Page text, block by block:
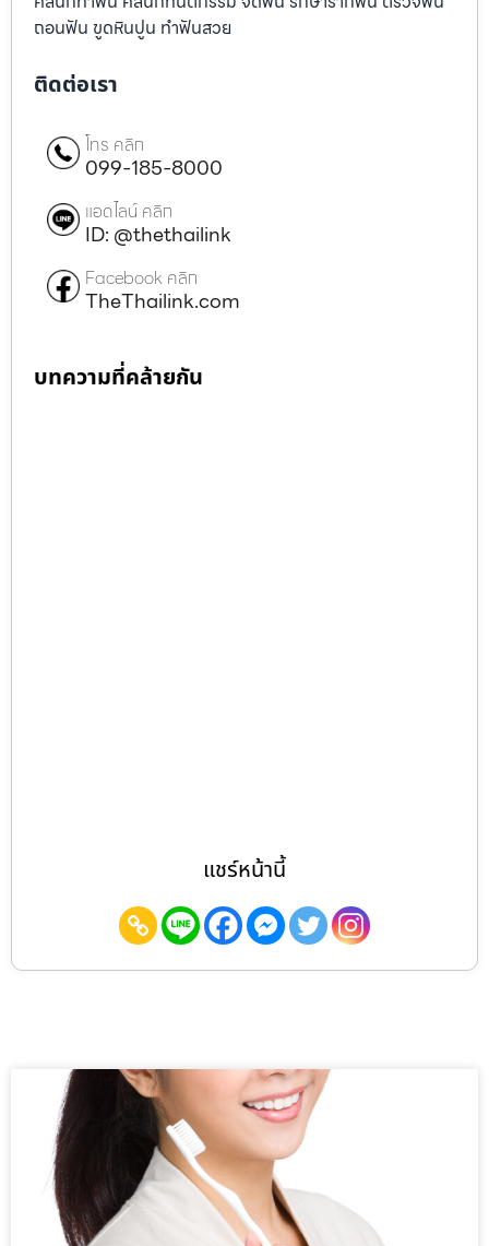
ถอนฟัน ขูดหินปูน ทำฟันสวย
ติดต่อเรา
โทร คลิก
099-185-8000
แอดไลน์ คลิก
ID: @thethailink
Facebook คลิก
TheThailink.com
บทความที่คล้ายกัน
แชร์หน้านี้